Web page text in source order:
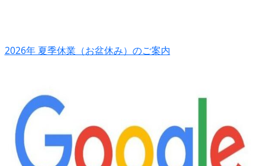
2026年 夏季休業（お盆休み）のご案内